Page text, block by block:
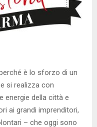
è lo sforzo di un
si realizza con
energie della città e
ai grandi imprenditori,
– che oggi sono